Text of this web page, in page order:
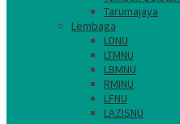
Tarumajaya
Lembaga
LDNU
LTMNU
LBMNU
RMINU
LFNU
LAZISNU